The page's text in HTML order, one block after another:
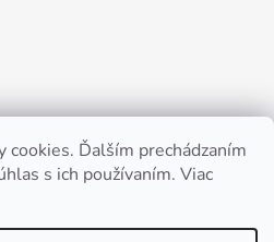
cookies. Ďalším prechádzaním
s ich používaním. Viac